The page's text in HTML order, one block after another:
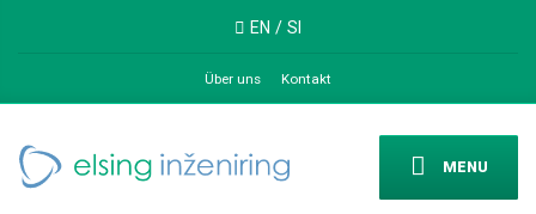
EN / SI
Über uns Kontakt
MENU